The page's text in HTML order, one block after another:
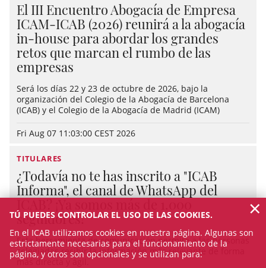
El III Encuentro Abogacía de Empresa
ICAM-ICAB (2026) reunirá a la abogacía
in-house para abordar los grandes
retos que marcan el rumbo de las
empresas
Será los días 22 y 23 de octubre de 2026, bajo la
organización del Colegio de la Abogacía de Barcelona
(ICAB) y el Colegio de la Abogacía de Madrid (ICAM)
Fri Aug 07 11:03:00 CEST 2026
TITULARES
¿Todavía no te has inscrito a "ICAB
Informa", el canal de WhatsApp del
seguidores!
Esta herramienta de comunicación permite a las personas
colegiadas recibir la información más relevante de forma
más directa y ágil.
TÚ PUEDES CONTROLAR EL USO DE LAS COOKIES.
En el ICAB utilizamos cookies en nuestra página. Algunas son
estrictamente necesarias para el funcionamiento de la
página, y otros son opcionales y se utilizan para:
×